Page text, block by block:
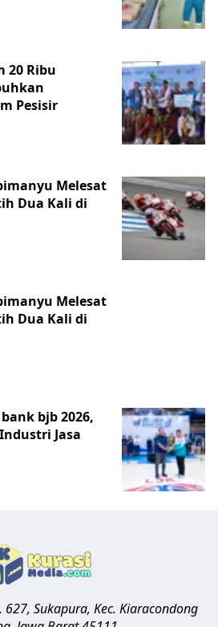
20 Ribu
Pesisir
Melesat
Dua Kali di
Melesat
Dua Kali di
bjb 2026,
Jasa
627, Sukapura, Kec. Kiaracondong